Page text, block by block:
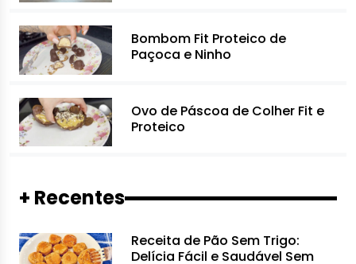
Bombom Fit Proteico de
Paçoca e Ninho
Ovo de Páscoa de Colher Fit e
Proteico
+ Recentes
Receita de Pão Sem Trigo:
Delícia Fácil e Saudável Sem